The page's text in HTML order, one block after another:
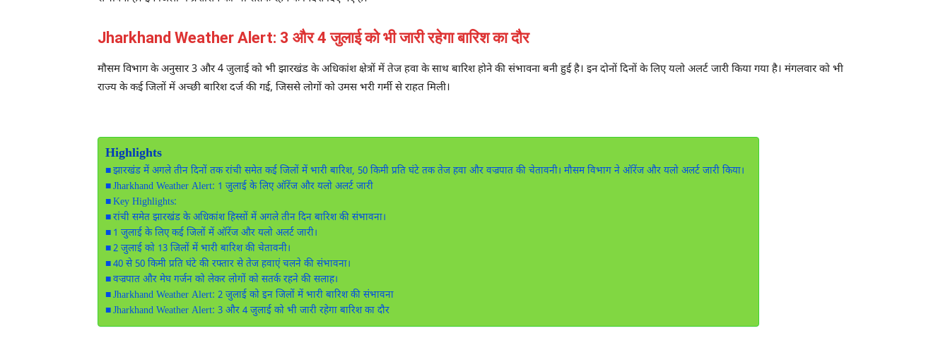
Jharkhand Weather Alert: 3 और 4 जुलाई को भी जारी रहेगा बारिश का दौर
मौसम विभाग के अनुसार 3 और 4 जुलाई को भी झारखंड के अधिकांश क्षेत्रों में तेज हवा के साथ बारिश होने की संभावना बनी हुई है। इन दोनों दिनों के लिए यलो अलर्ट जारी किया गया है। मंगलवार को भी
राज्य के कई जिलों में अच्छी बारिश दर्ज की गई, जिससे लोगों को उमस भरी गर्मी से राहत मिली।
Highlights
झारखंड में अगले तीन दिनों तक रांची समेत कई जिलों में भारी बारिश, 50 किमी प्रति घंटे तक तेज हवा और वज्रपात की चेतावनी। मौसम विभाग ने ऑरेंज और यलो अलर्ट जारी किया।
Jharkhand Weather Alert: 1 जुलाई के लिए ऑरेंज और यलो अलर्ट जारी
Key Highlights:
रांची समेत झारखंड के अधिकांश हिस्सों में अगले तीन दिन बारिश की संभावना।
1 जुलाई के लिए कई जिलों में ऑरेंज और यलो अलर्ट जारी।
2 जुलाई को 13 जिलों में भारी बारिश की चेतावनी।
40 से 50 किमी प्रति घंटे की रफ्तार से तेज हवाएं चलने की संभावना।
वज्रपात और मेघ गर्जन को लेकर लोगों को सतर्क रहने की सलाह।
Jharkhand Weather Alert: 2 जुलाई को इन जिलों में भारी बारिश की संभावना
Jharkhand Weather Alert: 3 और 4 जुलाई को भी जारी रहेगा बारिश का दौर